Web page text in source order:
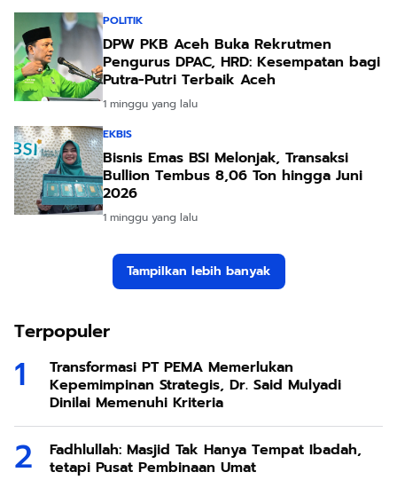
POLITIK
DPW PKB Aceh Buka Rekrutmen
Pengurus DPAC, HRD: Kesempatan bagi
Putra-Putri Terbaik Aceh
1 minggu yang lalu
EKBIS
Bisnis Emas BSI Melonjak, Transaksi
Bullion Tembus 8,06 Ton hingga Juni
2026
1 minggu yang lalu
Tampilkan lebih banyak
Terpopuler
Transformasi PT PEMA Memerlukan
Kepemimpinan Strategis, Dr. Said Mulyadi
Dinilai Memenuhi Kriteria
Fadhlullah: Masjid Tak Hanya Tempat Ibadah,
tetapi Pusat Pembinaan Umat